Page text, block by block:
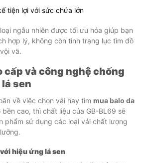
tiện lợi với sức chứa lớn
ngẫu nhiên được tối ưu hóa giúp bạn
hợp lý, không còn tình trạng lục tìm đồ
vã.
cấp và công nghệ chống
sen
về việc chọn vải hay tìm mua balo da
cao, thì chất liệu của GB-BL69 sẽ
phẩm sử dụng các loại vải chất lượng
hiệu ứng lá sen